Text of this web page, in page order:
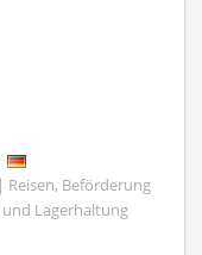
Beförderung
Lagerhaltung